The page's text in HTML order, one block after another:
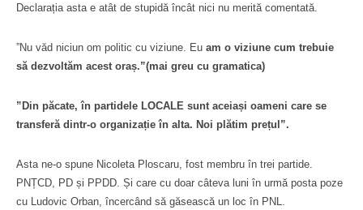
Declarația asta e atât de stupidă încât nici nu merită comentată.
”Nu văd niciun om politic cu viziune. Eu am o viziune cum trebuie
să dezvoltăm acest oraș.”(mai greu cu gramatica)
”Din păcate, în partidele LOCALE sunt aceiași oameni care se
transferă dintr-o organizație în alta. Noi plătim prețul”.
Asta ne-o spune Nicoleta Ploscaru, fost membru în trei partide.
PNȚCD, PD și PPDD. Și care cu doar câteva luni în urmă posta poze
cu Ludovic Orban, încercând să găsească un loc în PNL.